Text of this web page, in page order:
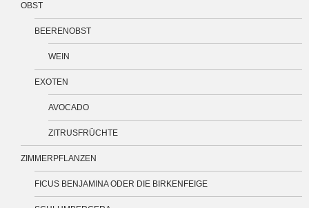
OBST
BEERENOBST
WEIN
EXOTEN
AVOCADO
ZITRUSFRÜCHTE
ZIMMERPFLANZEN
FICUS BENJAMINA ODER DIE BIRKENFEIGE